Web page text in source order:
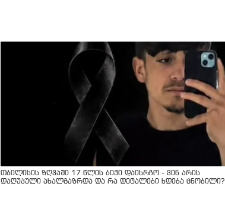
თბილისის ზღვაში 17 წლის ბიჭი დაიხრჩო - ვინ არის
დაღუპული ახალგაზრდა და რა დეტალები ხდება ცნობილი?